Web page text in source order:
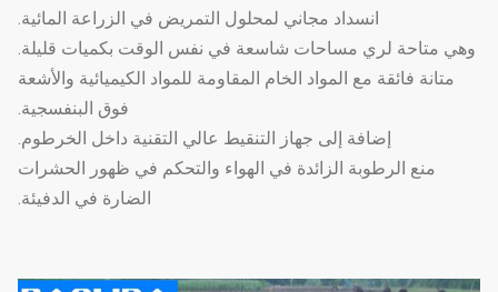
انسداد مجاني لمحلول التمريض في الزراعة المائية.
وهي متاحة لري مساحات شاسعة في نفس الوقت بكميات قليلة.
متانة فائقة مع المواد الخام المقاومة للمواد الكيميائية والأشعة
فوق البنفسجية.
إضافة إلى جهاز التنقيط عالي التقنية داخل الخرطوم.
منع الرطوبة الزائدة في الهواء والتحكم في ظهور الحشرات
الضارة في الدفيئة.